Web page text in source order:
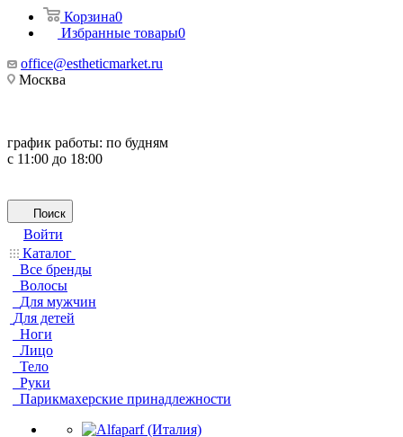
Корзина0
Избранные товары0
office@estheticmarket.ru
Москва
график работы: по будням
с 11:00 до 18:00
Поиск
Войти
Каталог
Все бренды
Волосы
Для мужчин
Для детей
Ноги
Лицо
Тело
Руки
Парикмахерские принадлежности